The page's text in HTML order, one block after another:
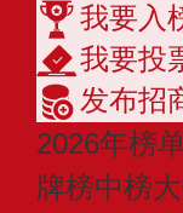
我要入
我要投
发布招
2026年榜
牌榜中榜